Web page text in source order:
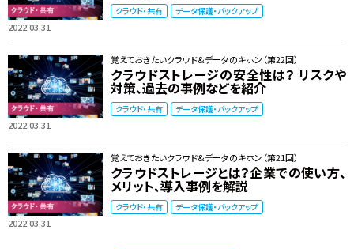
2022.03.31
クラウド・共有 データ保護・バックアップ
2022.03.31
覚えておきたいクラウド&データのキホン（第22回）
クラウドストレージの安全性は？ リスクや
対策、過去の事例などを紹介
クラウド・共有 データ保護・バックアップ
2022.03.31
覚えておきたいクラウド&データのキホン（第21回）
クラウドストレージとは？企業での使い方、
メリット、導入事例を解説
クラウド・共有 データ保護・バックアップ